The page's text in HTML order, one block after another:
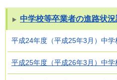
中学校等卒業者の進路状
平成24年度（平成25年3月）中
平成25年度（平成26年3月）中